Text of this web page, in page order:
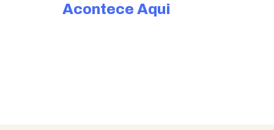
Acontece Aqui